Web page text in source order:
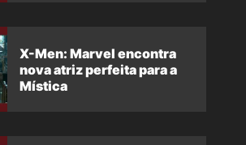
X-Men: Marvel encontra
nova atriz perfeita para a
Mística